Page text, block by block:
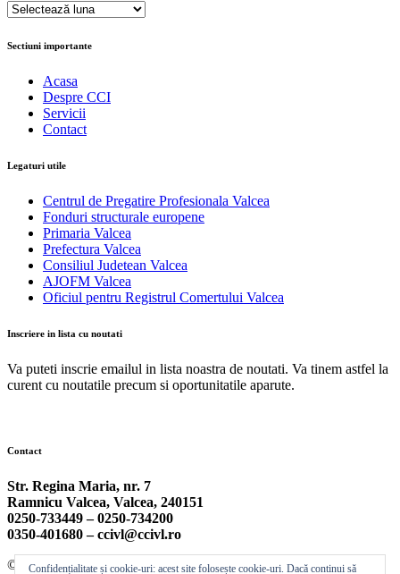
Arhive
Sectiuni importante
Acasa
Despre CCI
Servicii
Contact
Legaturi utile
Centrul de Pregatire Profesionala Valcea
Fonduri structurale europene
Primaria Valcea
Prefectura Valcea
Consiliul Judetean Valcea
AJOFM Valcea
Oficiul pentru Registrul Comertului Valcea
Inscriere in lista cu noutati
Va puteti inscrie emailul in lista noastra de noutati. Va tinem astfel la
curent cu noutatile precum si oportunitatile aparute.
Contact
Str. Regina Maria, nr. 7
Ramnicu Valcea, Valcea, 240151
0250-733449 –0250-734200
0350-401680 –ccivl@ccivl.ro
© 2026 Camera de Comert si Industrie Valcea | Theme byTheme
Confidențialitate și cookie-uri: acest site folosește cookie-uri. Dacă continui să